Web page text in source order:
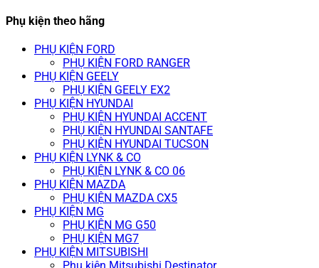
Phụ kiện theo hãng
PHỤ KIỆN FORD
PHỤ KIỆN FORD RANGER
PHỤ KIỆN GEELY
PHỤ KIỆN GEELY EX2
PHỤ KIỆN HYUNDAI
PHỤ KIỆN HYUNDAI ACCENT
PHỤ KIỆN HYUNDAI SANTAFE
PHỤ KIỆN HYUNDAI TUCSON
PHỤ KIỆN LYNK & CO
PHỤ KIỆN LYNK & CO 06
PHỤ KIỆN MAZDA
PHỤ KIỆN MAZDA CX5
PHỤ KIỆN MG
PHỤ KIỆN MG G50
PHỤ KIỆN MG7
PHỤ KIỆN MITSUBISHI